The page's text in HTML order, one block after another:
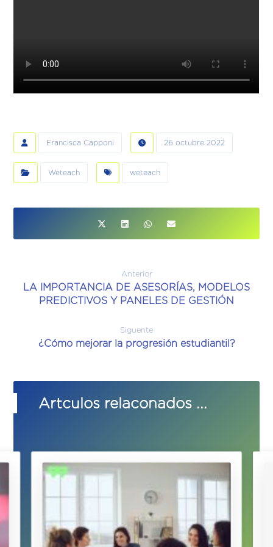
Francisca Capponi 26 octubre 2022
Weteach weteach
Anterior
LA IMPORTANCIA DE ASESORÍAS, MODELOS
PREDICTIVOS Y PANELES DE GESTIÓN
Siguente
¿Cómo mejorar la progresión estudiantil?
Artculos relaconados ...